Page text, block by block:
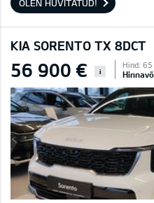
OLEN HUVITATUD!
KIA SORENTO TX 8DCT
56 900 € i
Hind: